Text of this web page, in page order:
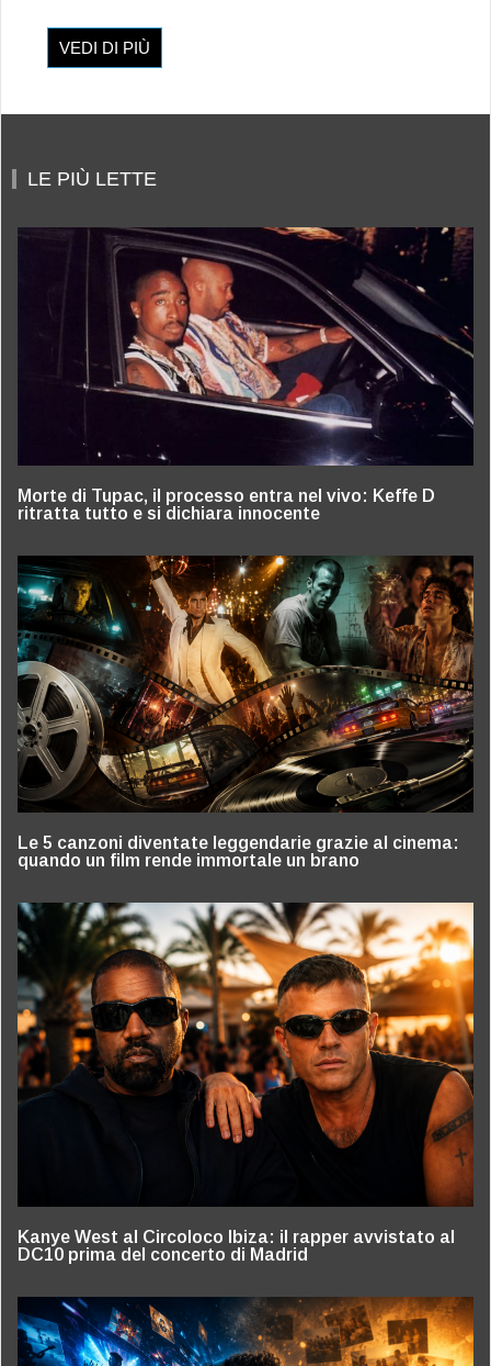
VEDI DI PIÙ
LE PIÙ LETTE
Morte di Tupac, il processo entra nel vivo: Keffe D
ritratta tutto e si dichiara innocente
Le 5 canzoni diventate leggendarie grazie al cinema:
quando un film rende immortale un brano
Kanye West al Circoloco Ibiza: il rapper avvistato al
DC10 prima del concerto di Madrid